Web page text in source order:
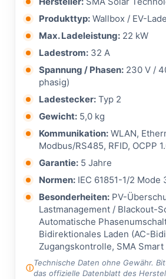
Produkttyp: Wallbox / EV-
Max. Ladeleistung: 22 kW
Ladestrom: 32 A
Spannung / Phasen: 230 V /
phasig)
Ladestecker: Typ 2
Gewicht: 5,0 kg
Kommunikation: WLAN,
Modbus/RS485, RFID, OCPP
Garantie: 5 Jahre
Normen: IEC 61851-1/2 Mode
Besonderheiten: PV-
Lastmanagement / Blackout-
Automatische
Bidirektionales Laden (AC-
Zugangskontrolle, SMA
Technische Daten ohne Gewähr.
das offizielle Datenblatt des